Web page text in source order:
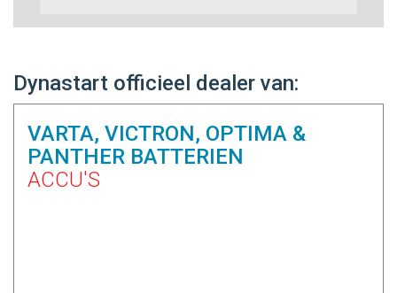
Dynastart officieel dealer van:
VARTA, VICTRON, OPTIMA &
PANTHER BATTERIEN
ACCU'S